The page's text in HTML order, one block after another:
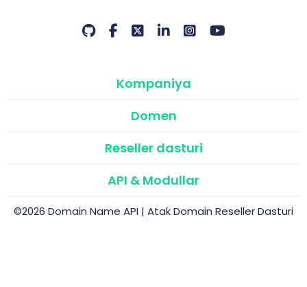
Kompaniya
Domen
Reseller dasturi
API & Modullar
©2026 Domain Name API | Atak Domain Reseller Dasturi